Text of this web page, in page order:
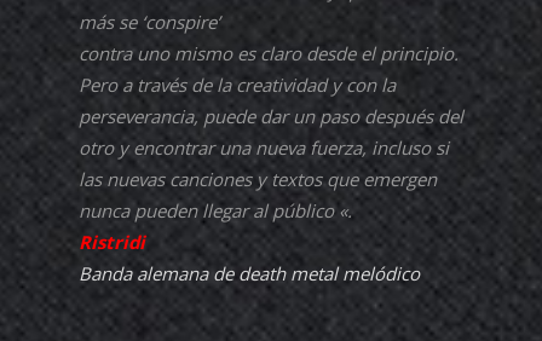
más se ‘conspire’
contra uno mismo es claro desde el principio.
Pero a través de la creatividad y con la
perseverancia, puede dar un paso después del
otro y encontrar una nueva fuerza, incluso si
las nuevas canciones y textos que emergen
nunca pueden llegar al público «.
Ristridi
Banda alemana de death metal melódico